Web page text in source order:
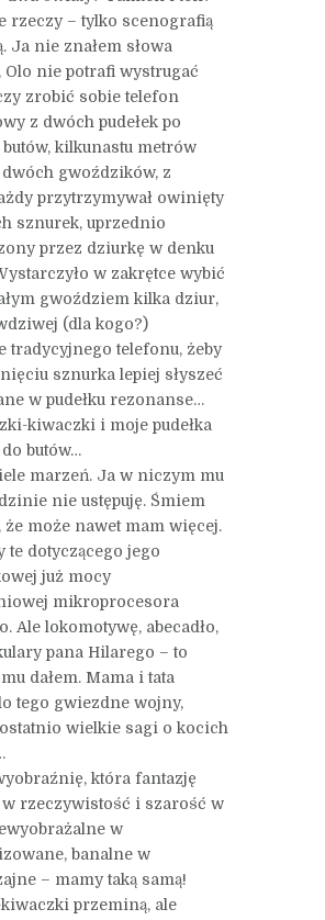
rzeczy – tylko scenografią
Ja nie znałem słowa
Olo nie potrafi wystrugać
zrobić sobie telefon
z dwóch pudełek po
kilkunastu metrów
gwoździków, z
przytrzymywał owinięty
sznurek, uprzednio
przez dziurkę w denku
w zakrętce wybić
gwoździem kilka dziur,
(dla kogo?)
tradycyjnego telefonu, żeby
sznurka lepiej słyszeć
w pudełku rezonanse…
kiwaczki i moje pudełka
butów…
marzeń. Ja w niczym mu
nie ustępuję. Śmiem
może nawet mam więcej.
te dotyczącego jego
już mocy
mikroprocesora
Ale lokomotywę, abecadło,
pana Hilarego – to
dałem. Mama i tata
tego gwiezdne wojny,
ostatnio wielkie sagi o kocich
która fantazję
rzeczywistość i szarość w
w
banalne w
– mamy taką samą!
przeminą, ale